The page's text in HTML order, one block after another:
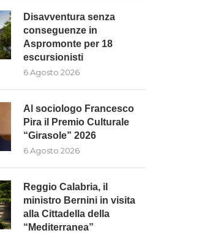
Disavventura senza
conseguenze in
Aspromonte per 18
escursionisti
6 Agosto 2026
Al sociologo Francesco
Pira il Premio Culturale
“Girasole” 2026
6 Agosto 2026
Reggio Calabria, il
ministro Bernini in visita
alla Cittadella della
“Mediterranea”